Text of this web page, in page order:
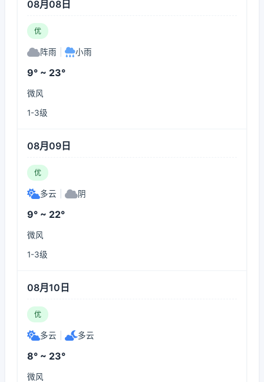
08月08日
优
阵雨 小雨
9° ~ 23°
微风
1-3级
08月09日
优
多云 阴
9° ~ 22°
微风
1-3级
08月10日
优
多云 多云
8° ~ 23°
微风